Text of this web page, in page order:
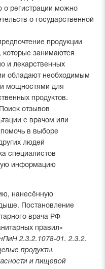
регистрации можно
о государственной
продукции
которые занимаются
и лекарственных
обладают необходимым
мощностями для
продуктов.
отзывов
с врачом или
в выборе
людей
специалистов
информацию
нанесённую
Постановление
врача РФ
правил»
2.3.2.1078-01. 2.3.2.
продукты.
и пищевой